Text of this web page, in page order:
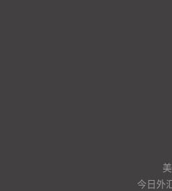
今日外